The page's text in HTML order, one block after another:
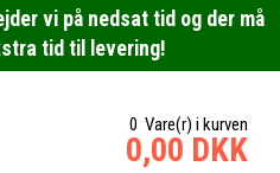
vi på nedsat tid og der må
tid til levering!
0 Vare(r) i kurven
0,00 DKK